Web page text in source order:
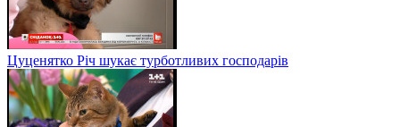
Цуценятко Річ шукає турботливих господарів